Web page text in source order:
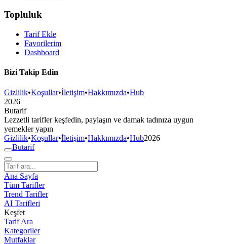
Topluluk
Tarif Ekle
Favorilerim
Dashboard
Bizi Takip Edin
Gizlilik•Koşullar•İletişim•Hakkımızda•Hub
2026
Butarif
Lezzetli tarifler keşfedin, paylaşın ve damak tadınıza uygun
yemekler yapın
Gizlilik•Koşullar•İletişim•Hakkımızda•Hub2026
Butarif
Ana Sayfa
Tüm Tarifler
Trend Tarifler
AI Tarifleri
Keşfet
Tarif Ara
Kategoriler
Mutfaklar